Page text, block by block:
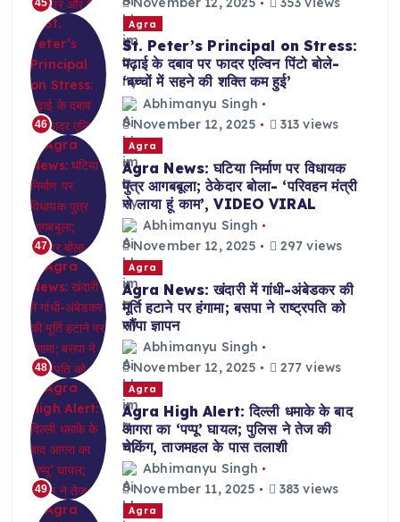
45
46
Agra
St. Peter’s Principal on Stress:
पढ़ाई के दबाव पर फादर एल्विन पिंटो बोले-
‘बच्चों में सहने की शक्ति कम हुई’
Abhimanyu Singh
November 12, 2025
313 views
47
Agra
Agra News: घटिया निर्माण पर विधायक
पुत्र आगबबूला; ठेकेदार बोला- ‘परिवहन मंत्री
से लाया हूं काम’, VIDEO VIRAL
Abhimanyu Singh
November 12, 2025
297 views
48
Agra
Agra News: खंदारी में गांधी-अंबेडकर की
मूर्ति हटाने पर हंगामा; बसपा ने राष्ट्रपति को
सौंपा ज्ञापन
Abhimanyu Singh
November 12, 2025
277 views
49
Agra
Agra High Alert: दिल्ली धमाके के बाद
आगरा का ‘पप्पू’ घायल; पुलिस ने तेज की
चेकिंग, ताजमहल के पास तलाशी
Abhimanyu Singh
November 11, 2025
383 views
Agra